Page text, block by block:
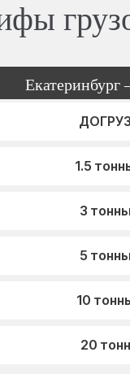
ДОГРУЗ
1.5
3 тонны
5 тонны
10
20 тонн